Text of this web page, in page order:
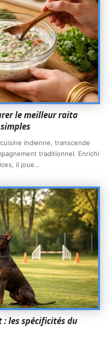
le meilleur raita
indienne, transcende
traditionnel. Enrichi
il joue…
les spécificités du